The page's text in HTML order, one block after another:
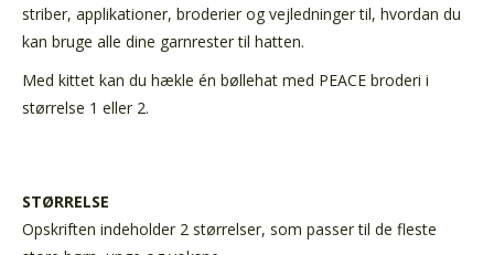
striber, applikationer, broderier og vejledninger til, hvordan du
kan bruge alle dine garnrester til hatten.
Med kittet kan du hækle én bøllehat med PEACE broderi i
størrelse 1 eller 2.
STØRRELSE
Opskriften indeholder 2 størrelser, som passer til de fleste